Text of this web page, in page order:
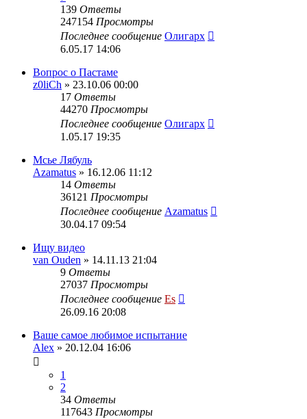
139 Ответы
247154 Просмотры
Последнее сообщение Олигарх
6.05.17 14:06
Вопрос о Пастаме
z0liCh » 23.10.06 00:00
17 Ответы
44270 Просмотры
Последнее сообщение Олигарх
1.05.17 19:35
Мсье Лябуль
Azamatus » 16.12.06 11:12
14 Ответы
36121 Просмотры
Последнее сообщение Azamatus
30.04.17 09:54
Ищу видео
van Ouden » 14.11.13 21:04
9 Ответы
27037 Просмотры
Последнее сообщение Es
26.09.16 20:08
Ваше самое любимое испытание
Alex » 20.12.04 16:06
1
2
34 Ответы
117643 Просмотры